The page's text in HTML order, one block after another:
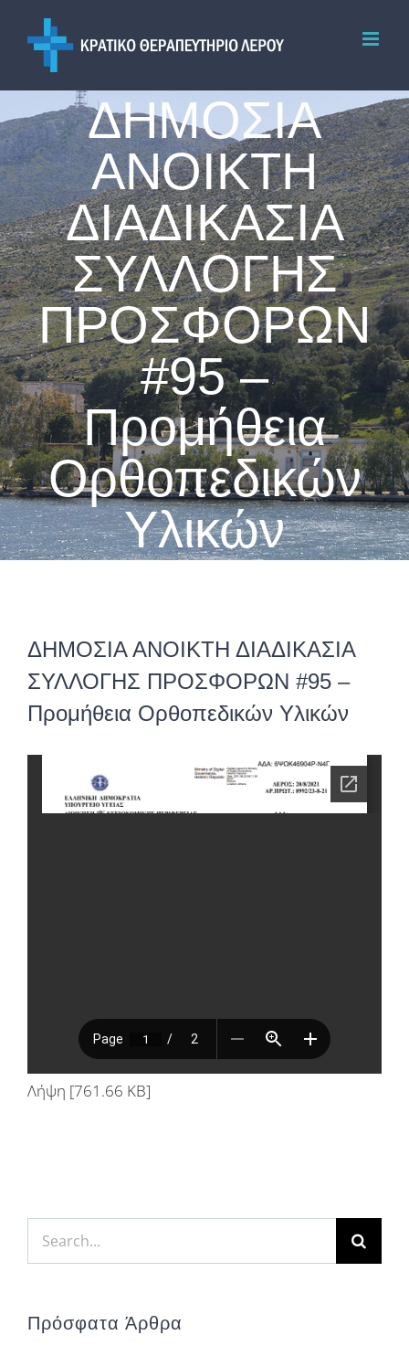
content
ΔΗΜΟΣΙΑ
ΑΝΟΙΚΤΗ
ΔΙΑΔΙΚΑΣΙΑ
ΣΥΛΛΟΓΗΣ
ΠΡΟΣΦΟΡΩΝ
#95 –
Προμήθεια
Ορθοπεδικών
Υλικών
ΔΗΜΟΣΙΑ ΑΝΟΙΚΤΗ ΔΙΑΔΙΚΑΣΙΑ
ΣΥΛΛΟΓΗΣ ΠΡΟΣΦΟΡΩΝ #95 –
Προμήθεια Ορθοπεδικών Υλικών
Λήψη [761.66 KB]
Search
for:
Πρόσφατα Άρθρα